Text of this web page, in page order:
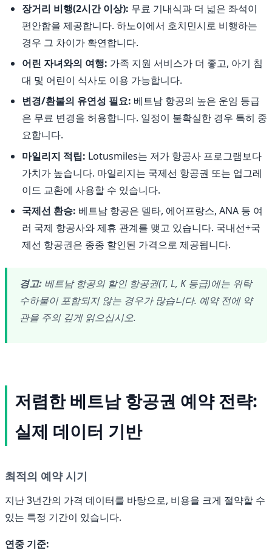
장거리 비행(2시간 이상): 무료 기내식과 더 넓은 좌석이
편안함을 제공합니다. 하노이에서 호치민시로 비행하는
경우 그 차이가 확연합니다.
어린 자녀와의 여행: 가족 지원 서비스가 더 좋고, 아기 침
대 및 어린이 식사도 이용 가능합니다.
변경/환불의 유연성 필요: 베트남 항공의 높은 운임 등급
은 무료 변경을 허용합니다. 일정이 불확실한 경우 특히 중
요합니다.
마일리지 적립: Lotusmiles는 저가 항공사 프로그램보다
가치가 높습니다. 마일리지는 국제선 항공권 또는 업그레
이드 교환에 사용할 수 있습니다.
국제선 환승: 베트남 항공은 델타, 에어프랑스, ANA 등 여
러 국제 항공사와 제휴 관계를 맺고 있습니다. 국내선+국
제선 항공권은 종종 할인된 가격으로 제공됩니다.
경고: 베트남 항공의 할인 항공권(T, L, K 등급)에는 위탁
수하물이 포함되지 않는 경우가 많습니다. 예약 전에 약
관을 주의 깊게 읽으십시오.
저렴한 베트남 항공권 예약 전략:
실제 데이터 기반
최적의 예약 시기
지난 3년간의 가격 데이터를 바탕으로, 비용을 크게 절약할 수
있는 특정 기간이 있습니다.
연중 기준: